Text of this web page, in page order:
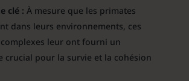
clé : À mesure que les primates
dans leurs environnements, ces
leur ont fourni un
crucial pour la survie et la cohésion